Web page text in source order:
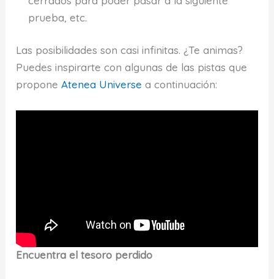
prueba, etc.
Las posibilidades son casi infinitas. ¿Te animas?
Puedes inspirarte con algunas de las pistas que
proponeAtenea Universe a continuación:
Encuentra el tesoro perdido